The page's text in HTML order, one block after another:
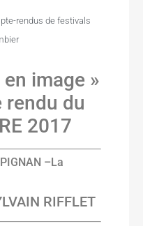
rendus de festivals
image »
rendu du
2017
–La
RIFFLET